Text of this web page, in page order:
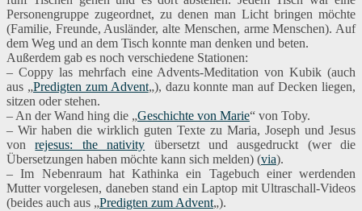
Personengruppe zugeordnet, zu denen man Licht bringen möchte
(Familie, Freunde, Ausländer, alte Menschen, arme Menschen). Auf
dem Weg und an dem Tisch konnte man denken und beten.
Außerdem gab es noch verschiedene Stationen:
– Coppy las mehrfach eine Advents-Meditation von Kubik (auch
aus „Predigten zum Advent„), dazu konnte man auf Decken liegen,
sitzen oder stehen.
– An der Wand hing die „Geschichte von Marie“ von Toby.
– Wir haben die wirklich guten Texte zu Maria, Joseph und Jesus
vonrejesus: the nativity übersetzt und ausgedruckt (wer die
Übersetzungen haben möchte kann sich melden) (via).
– Im Nebenraum hat Kathinka ein Tagebuch einer werdenden
Mutter vorgelesen, daneben stand ein Laptop mit Ultraschall-Videos
(beides auch aus „Predigten zum Advent„).